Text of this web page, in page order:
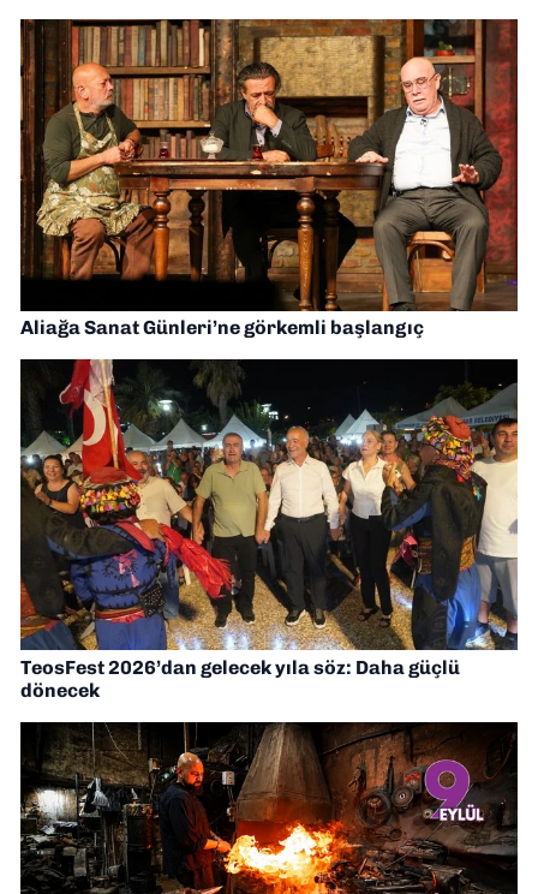
Aliağa Sanat Günleri’ne görkemli başlangıç
TeosFest 2026’dan gelecek yıla söz: Daha güçlü
dönecek